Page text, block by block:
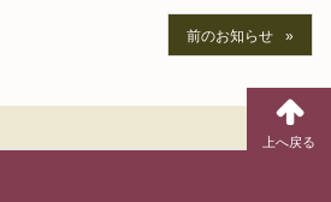
前のお知らせ